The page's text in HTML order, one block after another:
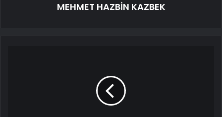
MEHMET HAZBİN KAZBEK